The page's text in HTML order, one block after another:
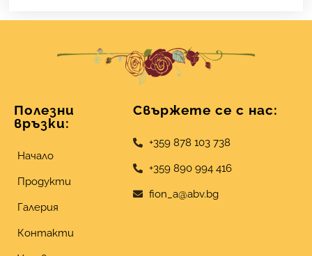
Полезни
връзки:
Начало
Продукти
Галерия
Контакти
Свържете се с нас:
+359 878 103 738
+359 890 994 416
fion_a@abv.bg